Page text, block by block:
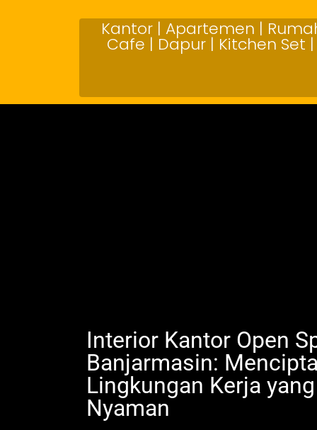
Kantor | Apartemen |
Cafe | Dapur | Kitchen Set
Interior Kantor Open
Banjarmasin:
Lingkungan Kerja
Nyaman